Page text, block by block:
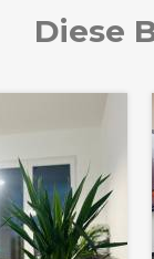
Diese